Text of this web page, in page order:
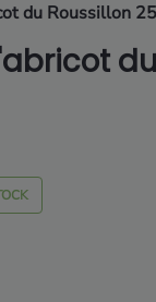
du Roussillon